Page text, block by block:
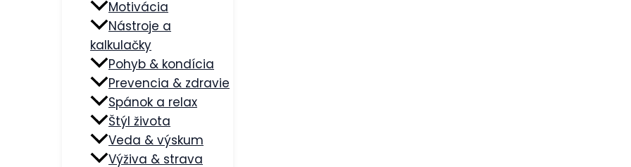
Motivácia
Nástroje a
kalkulačky
Pohyb & kondícia
Prevencia & zdravie
Spánok a relax
Štýl života
Veda & výskum
Výživa & strava